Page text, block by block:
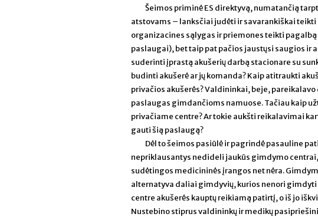
Šeimos priminė ES direktyvą, numatančią
atstovams – lanksčiai judėti ir savarankiškai
organizacines sąlygas ir priemones teikti
paslaugai), bet taip pat pačios jaustųsi saugios
suderinti įprastą akušerių darbą stacionare su
budinti akušerė ar jų komanda? Kaip atitraukti
privačios akušerės? Valdininkai, beje,
paslaugas gimdančioms namuose. Tačiau kaip
privačiame centre? Ar tokie aukšti reikalavimai
gauti šią paslaugą?
Dėl to šeimos pasiūlė ir pagrindė pasauline
nepriklausantys nedideli jaukūs gimdymo
sudėtingos medicininės įrangos net nėra.
alternatyva daliai gimdyvių, kurios nenori
centre akušerės kauptų reikiamą patirtį, o iš jo
Nustebino stiprus valdininkų ir medikų